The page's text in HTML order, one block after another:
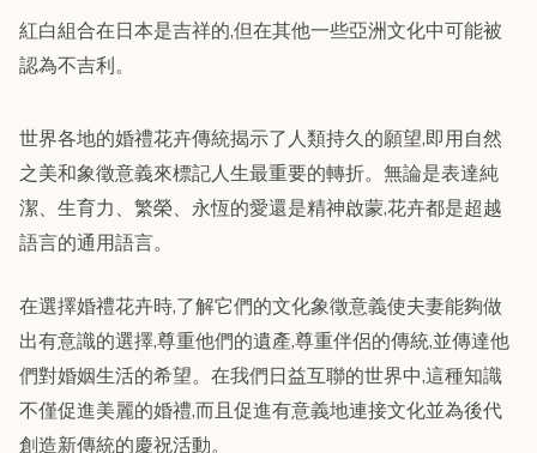
紅白組合在日本是吉祥的,但在其他一些亞洲文化中可能被
認為不吉利。
世界各地的婚禮花卉傳統揭示了人類持久的願望,即用自然
之美和象徵意義來標記人生最重要的轉折。無論是表達純
潔、生育力、繁榮、永恆的愛還是精神啟蒙,花卉都是超越
語言的通用語言。
在選擇婚禮花卉時,了解它們的文化象徵意義使夫妻能夠做
出有意識的選擇,尊重他們的遺產,尊重伴侶的傳統,並傳達他
們對婚姻生活的希望。在我們日益互聯的世界中,這種知識
不僅促進美麗的婚禮,而且促進有意義地連接文化並為後代
創造新傳統的慶祝活動。